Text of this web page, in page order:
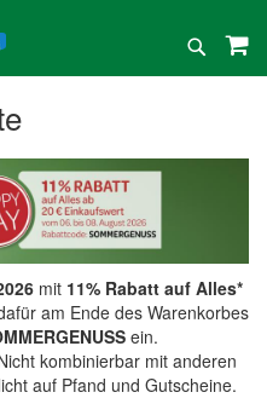
Suche
mit 11% Rabatt auf Alles*
am Ende des Warenkorbes
ein.
kombinierbar mit anderen
auf Pfand und Gutscheine.